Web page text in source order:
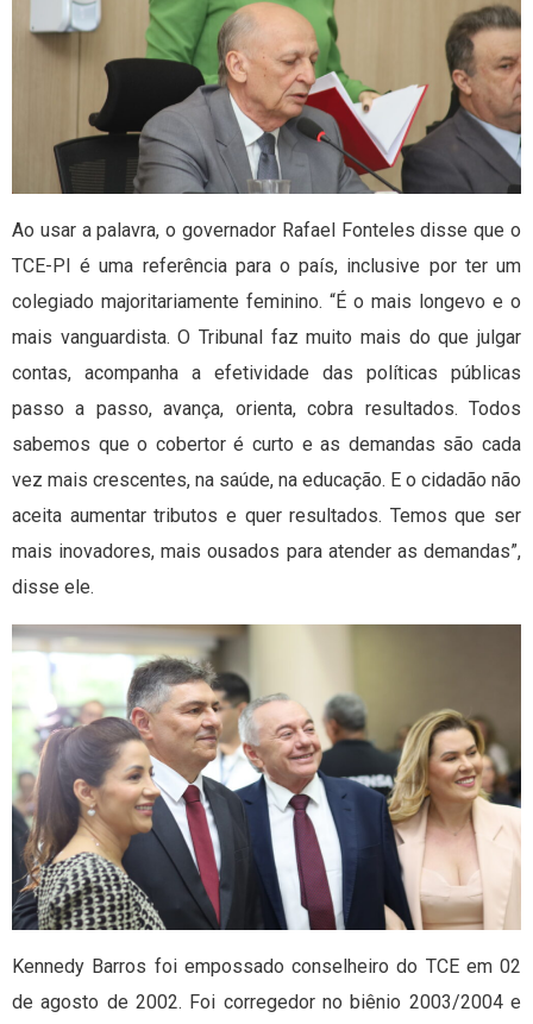
Ao usar a palavra, o governador Rafael Fonteles disse que o
TCE-PI é uma referência para o país, inclusive por ter um
colegiado majoritariamente feminino. “É o mais longevo e o
mais vanguardista. O Tribunal faz muito mais do que julgar
contas, acompanha a efetividade das políticas públicas
passo a passo, avança, orienta, cobra resultados. Todos
sabemos que o cobertor é curto e as demandas são cada
vez mais crescentes, na saúde, na educação. E o cidadão não
aceita aumentar tributos e quer resultados. Temos que ser
mais inovadores, mais ousados para atender as demandas”,
disse ele.
Kennedy Barros foi empossado conselheiro do TCE em 02
de agosto de 2002. Foi corregedor no biênio 2003/2004 e